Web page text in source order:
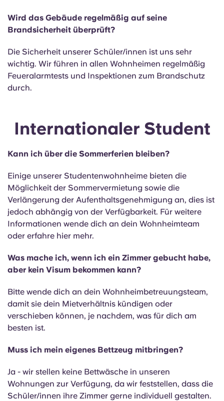
Wird das Gebäude regelmäßig auf seine
Brandsicherheit überprüft?
Die Sicherheit unserer Schüler/innen ist uns sehr
wichtig. Wir führen in allen Wohnheimen regelmäßig
Feueralarmtests und Inspektionen zum Brandschutz
durch.
Internationaler Student
Kann ich über die Sommerferien bleiben?
Einige unserer Studentenwohnheime bieten die
Möglichkeit der Sommervermietung sowie die
Verlängerung der Aufenthaltsgenehmigung an, dies ist
jedoch abhängig von der Verfügbarkeit. Für weitere
Informationen wende dich an dein Wohnheimteam
oder erfahre hier mehr.
Was mache ich, wenn ich ein Zimmer gebucht habe,
aber kein Visum bekommen kann?
Bitte wende dich an dein Wohnheimbetreuungsteam,
damit sie dein Mietverhältnis kündigen oder
verschieben können, je nachdem, was für dich am
besten ist.
Muss ich mein eigenes Bettzeug mitbringen?
Ja - wir stellen keine Bettwäsche in unseren
Wohnungen zur Verfügung, da wir feststellen, dass die
Schüler/innen ihre Zimmer gerne individuell gestalten.